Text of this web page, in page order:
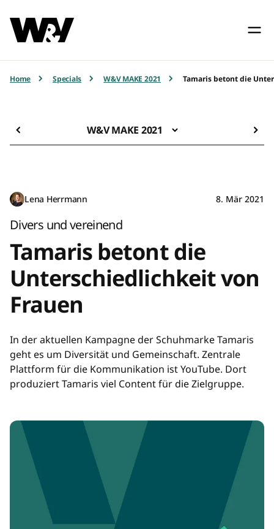
Home Specials W&V MAKE 2021 Tamaris betont die
W&V MAKE 2021
Lena Herrmann 8. Mär 2021
Divers und vereinend
Tamaris betont die
Unterschiedlichkeit von
Frauen
In der aktuellen Kampagne der Schuhmarke Tamaris
geht es um Diversität und Gemeinschaft. Zentrale
Plattform für die Kommunikation ist YouTube. Dort
produziert Tamaris viel Content für die Zielgruppe.